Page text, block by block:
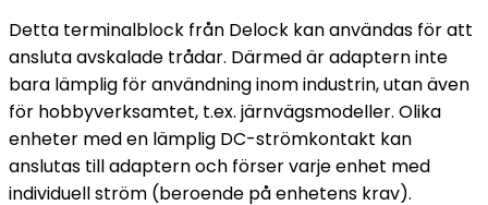
Detta terminalblock från Delock kan användas för att
ansluta avskalade trådar. Därmed är adaptern inte
bara lämplig för användning inom industrin, utan även
för hobbyverksamtet, t.ex. järnvägsmodeller. Olika
enheter med en lämplig DC-strömkontakt kan
anslutas till adaptern och förser varje enhet med
individuell ström (beroende på enhetens krav).